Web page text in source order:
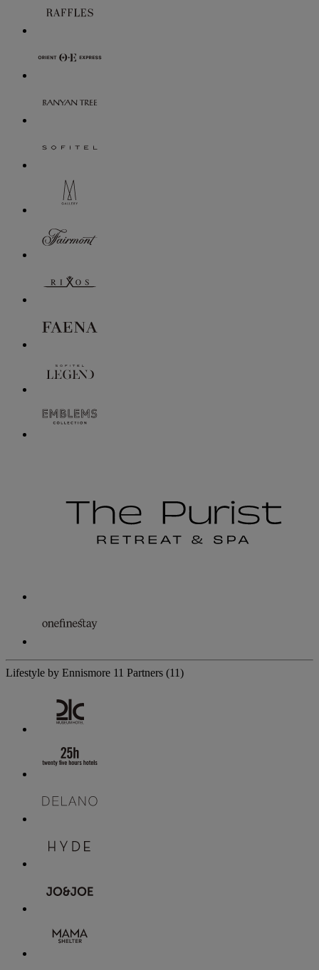
Lifestyle by Ennismore 11 Partners (11)